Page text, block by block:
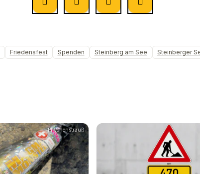
Friedensfest Spenden Steinberg am See Steinberger
PI Vohenstrauß